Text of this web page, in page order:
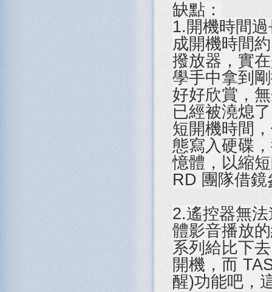
缺點：
1.開機時間
成開機時間
撥放器，實
學手中拿到
好好欣賞，
已經被澆熄
短開機時間
態寫入硬碟
憶體，以縮
RD 團隊借鏡
2.遙控器無
體影音播放
系列給比下
開機，而
醒)功能吧，